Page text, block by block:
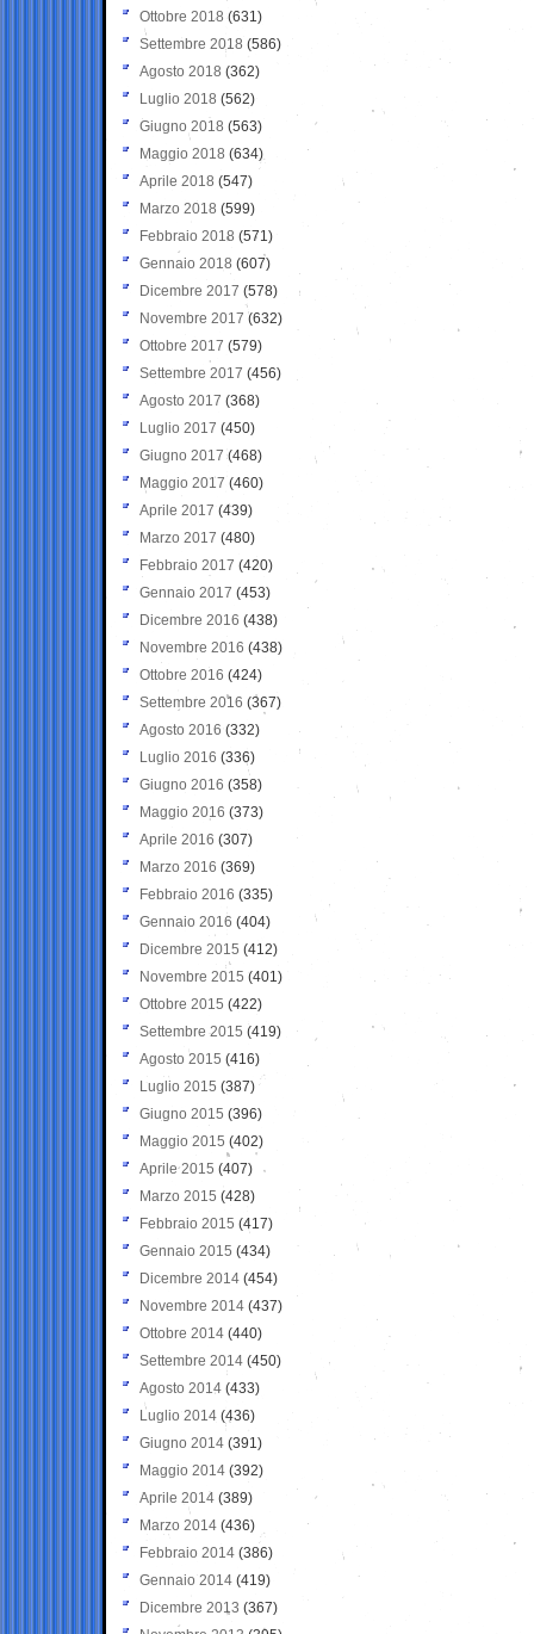
Ottobre 2018 (631)
Settembre 2018 (586)
Agosto 2018 (362)
Luglio 2018 (562)
Giugno 2018 (563)
Maggio 2018 (634)
Aprile 2018 (547)
Marzo 2018 (599)
Febbraio 2018 (571)
Gennaio 2018 (607)
Dicembre 2017 (578)
Novembre 2017 (632)
Ottobre 2017 (579)
Settembre 2017 (456)
Agosto 2017 (368)
Luglio 2017 (450)
Giugno 2017 (468)
Maggio 2017 (460)
Aprile 2017 (439)
Marzo 2017 (480)
Febbraio 2017 (420)
Gennaio 2017 (453)
Dicembre 2016 (438)
Novembre 2016 (438)
Ottobre 2016 (424)
Settembre 2016 (367)
Agosto 2016 (332)
Luglio 2016 (336)
Giugno 2016 (358)
Maggio 2016 (373)
Aprile 2016 (307)
Marzo 2016 (369)
Febbraio 2016 (335)
Gennaio 2016 (404)
Dicembre 2015 (412)
Novembre 2015 (401)
Ottobre 2015 (422)
Settembre 2015 (419)
Agosto 2015 (416)
Luglio 2015 (387)
Giugno 2015 (396)
Maggio 2015 (402)
Aprile 2015 (407)
Marzo 2015 (428)
Febbraio 2015 (417)
Gennaio 2015 (434)
Dicembre 2014 (454)
Novembre 2014 (437)
Ottobre 2014 (440)
Settembre 2014 (450)
Agosto 2014 (433)
Luglio 2014 (436)
Giugno 2014 (391)
Maggio 2014 (392)
Aprile 2014 (389)
Marzo 2014 (436)
Febbraio 2014 (386)
Gennaio 2014 (419)
Dicembre 2013 (367)